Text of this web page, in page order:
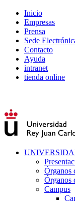
Inicio
Empresas
Prensa
Sede
Contacto
Ayuda
intranet
tienda online
Órganos
Órganos
Campus